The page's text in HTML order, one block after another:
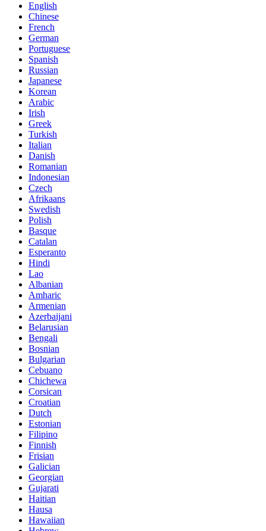
English
Chinese
French
German
Portuguese
Spanish
Russian
Japanese
Korean
Arabic
Irish
Greek
Turkish
Italian
Danish
Romanian
Indonesian
Czech
Afrikaans
Swedish
Polish
Basque
Catalan
Esperanto
Hindi
Lao
Albanian
Amharic
Armenian
Azerbaijani
Belarusian
Bengali
Bosnian
Bulgarian
Cebuano
Chichewa
Corsican
Croatian
Dutch
Estonian
Filipino
Finnish
Frisian
Galician
Georgian
Gujarati
Haitian
Hausa
Hawaiian